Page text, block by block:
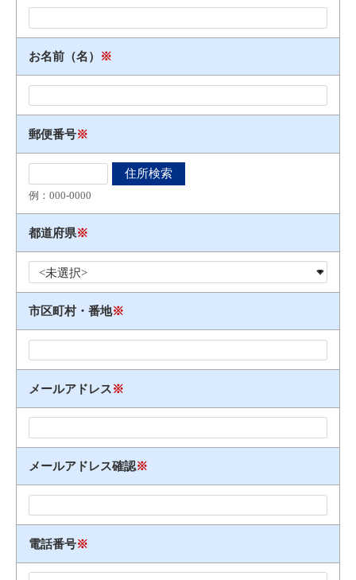
お名前（名） ※
郵便番号※
例：000​-​0000
都道府県※
市区町村・番地※
メールアドレス※
メールアドレス確認※
電話番号※